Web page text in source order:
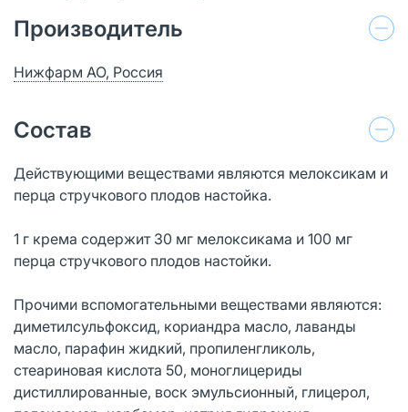
Производитель
Нижфарм АО, Россия
Состав
Действующими веществами являются мелоксикам и
перца стручкового плодов настойка.
1 г крема содержит 30 мг мелоксикама и 100 мг
перца стручкового плодов настойки.
Прочими вспомогательными веществами являются:
диметилсульфоксид, кориандра масло, лаванды
масло, парафин жидкий, пропиленгликоль,
стеариновая кислота 50, моноглицериды
дистиллированные, воск эмульсионный, глицерол,